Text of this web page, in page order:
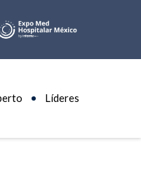
Líderes